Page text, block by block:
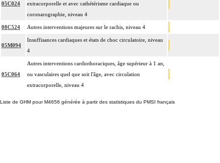
05C024
extracorporelle et avec cathétérisme cardiaque ou
coronarographie, niveau 4
08C524 Autres interventions majeures sur le rachis, niveau 4
05M094
Insuffisances cardiaques et états de choc circulatoire, niveau
4
05C064
Autres interventions cardiothoraciques, âge supérieur à 1 an,
ou vasculaires quel que soit l'âge, avec circulation
extracorporelle, niveau 4
Liste de GHM pour M4656 générée à partir des statistiques du PMSI français